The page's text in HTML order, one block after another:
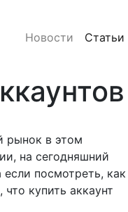
Новости Статьи
рынок в этом
на сегодняшний
посмотреть, как
купить аккаунт